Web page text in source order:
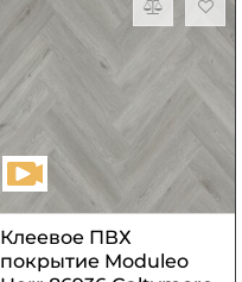
Клеевое ПВХ
покрытие Moduleo